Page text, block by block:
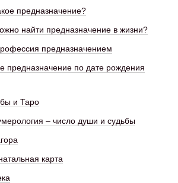
предназначение?
найти предназначение в жизни?
предназначением
предназначение по дате рождения
и Таро
– число души и судьбы
карта